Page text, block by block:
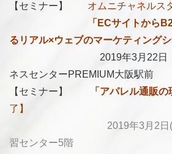
【セミナー】 オムニチャネルス
「 ECサイトから
るリアル×ウェブのマーケティングシ
2019年3月22日（
ネスセンターPREMIUM大阪駅前
【セミナー】
「アパレル通販の
了】
2019年3月2日(土)
習センター5階